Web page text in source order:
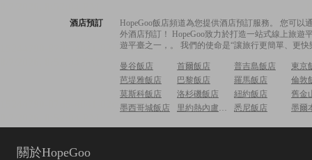
酒店預訂
HopeGoo飯店頻道為您提供酒店預訂服務。 您可
外酒店預訂！ HopeGoo致力於打造一站式線上旅
遊平臺之一，。 我們的使命是“讓旅行更簡單、更
曼谷飯店 首爾飯店 普吉島飯店
東京
芭堤雅飯店
巴黎飯店 羅馬飯店
倫敦
莫斯科飯店
洛杉磯飯店 紐約飯店
舊金
墨西哥城飯店
里約熱內盧飯店 悉尼飯店 墨爾
關於HopeGoo